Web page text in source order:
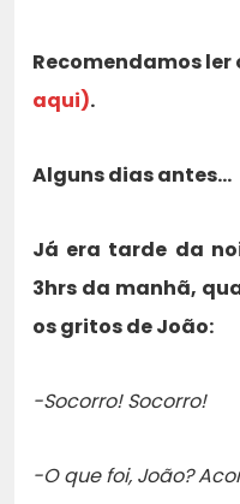
Recomendamos
aqui).
Alguns dias antes…
Já era tarde da
3hrs da manhã,
os gritos de João:
-Socorro! Socorro!
-O que foi, João?